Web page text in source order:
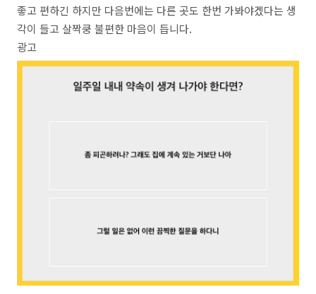
좋고 편하긴 하지만 다음번에는 다른 곳도 한번 가봐야겠다는 생
각이 들고 살짝쿵 불편한 마음이 듭니다.
광고